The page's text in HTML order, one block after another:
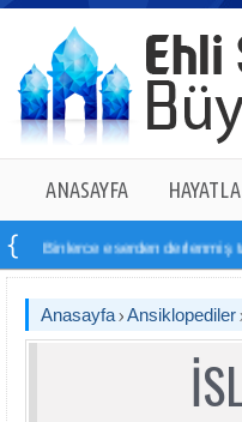
ANASAYFA
eserden derlenmiş tam 14
Anasayfa Ansiklopediler